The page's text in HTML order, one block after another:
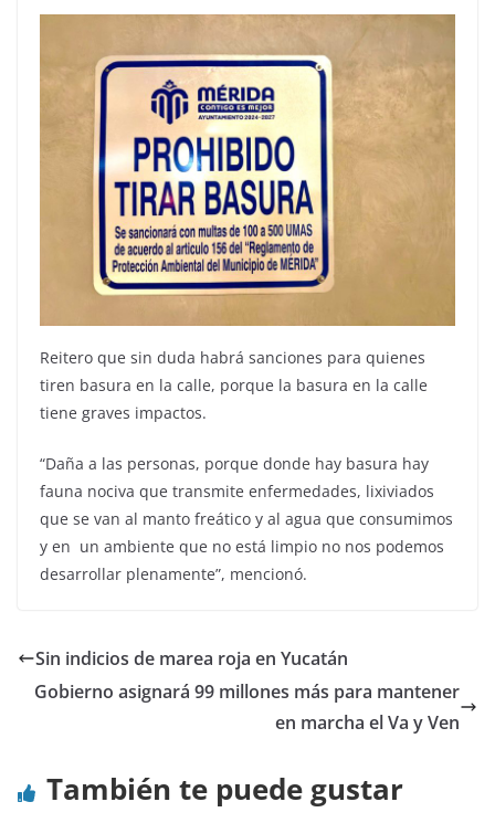
Reitero que sin duda habrá sanciones para quienes
tiren basura en la calle, porque la basura en la calle
tiene graves impactos.
“Daña a las personas, porque donde hay basura hay
fauna nociva que transmite enfermedades, lixiviados
que se van al manto freático y al agua que consumimos
y en un ambiente que no está limpio no nos podemos
desarrollar plenamente”, mencionó.
Sin indicios de marea roja en Yucatán
Gobierno asignará 99 millones más para mantener
en marcha el Va y Ven
También te puede gustar